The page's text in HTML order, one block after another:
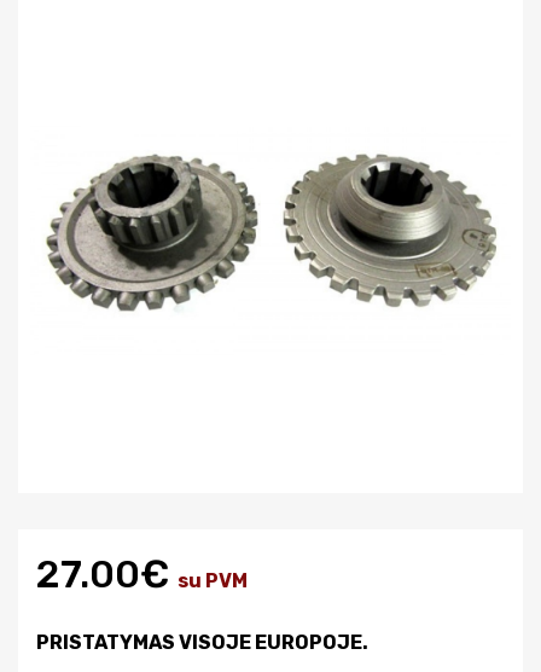
27.00€ su PVM
PRISTATYMAS VISOJE EUROPOJE.